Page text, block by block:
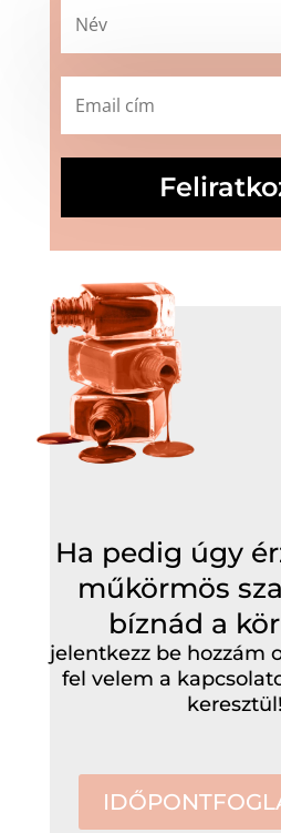
Ha pedig úgy
műkörmös
bíznád a
jelentkezz be hozzám
fel velem a